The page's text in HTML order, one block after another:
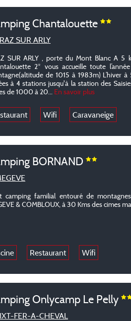
Chantalouette
SUR ARLY
SUR ARLY , porte du Mont Blanc A 5
2* vous accueille toute
de 1015 à 1983m) L’hiver
à 4 stations jusqu'à la station des
de 1000 à 20... En savoir plus
Wifi Caravaneige
BORNAND
camping familial entouré de
& COMBLOUX, à 30 Kms des cimes
Restaurant Wifi
Onlycamp Le Pelly
FER-A-CHEVAL